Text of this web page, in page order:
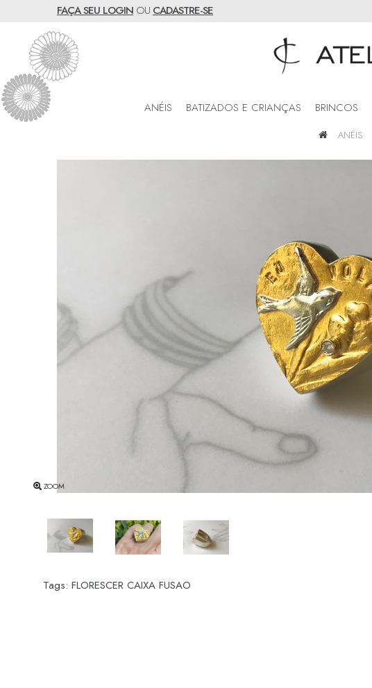
FAÇA SEU LOGIN OU CADASTRE-SE
ANÉIS BATIZADOS E CRIANÇAS BRINCOS
ANÉIS
ZOOM
Tags: FLORESCER CAIXA FUSAO